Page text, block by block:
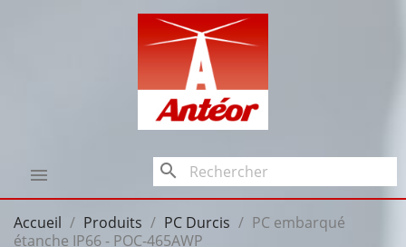
 search
Accueil Produits PC Durcis
PC embarqué
étanche IP66 - POC-465AWP